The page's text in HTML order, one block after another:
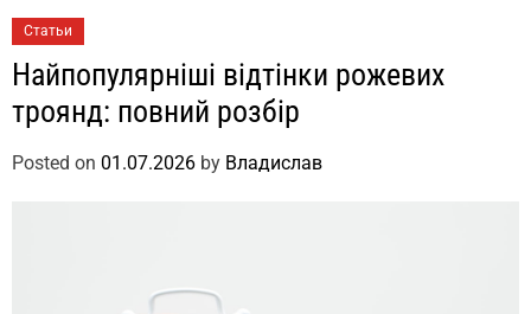
Статьи
Найпопулярніші відтінки рожевих
троянд: повний розбір
Posted on 01.07.2026 by Владислав